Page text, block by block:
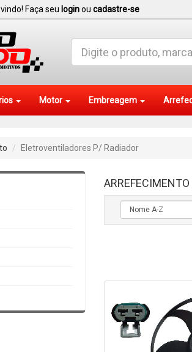
Faça seu loginou cadastre-se
Motor Embreagem
Eletroventiladores P/ Radiador
ARREFECIMENTO